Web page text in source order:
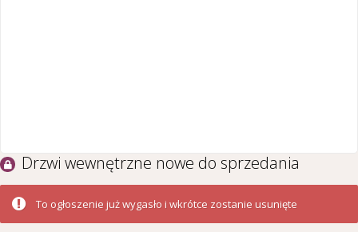
Drzwi wewnętrzne nowe do sprzedania
To ogłoszenie już wygasło i wkrótce zostanie usunięte